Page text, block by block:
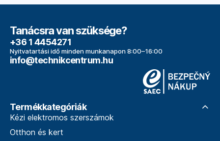
Tanácsra van szüksége?
+36 1 4454271
Nyitvatartási idő minden munkanapon 8:00–16:00
info@technikcentrum.hu
Termékkategóriák
Kézi elektromos szerszámok
Otthon és kert